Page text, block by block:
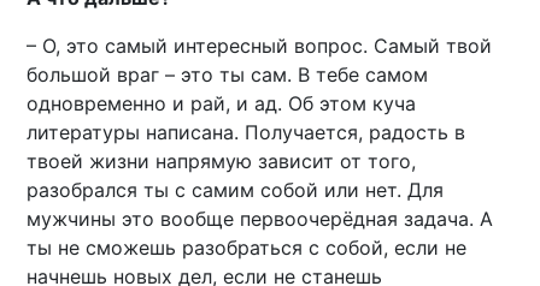
– О, это самый интересный вопрос. Самый твой
большой враг – это ты сам. В тебе самом
одновременно и рай, и ад. Об этом куча
литературы написана. Получается, радость в
твоей жизни напрямую зависит от того,
разобрался ты с самим собой или нет. Для
мужчины это вообще первоочерёдная задача. А
ты не сможешь разобраться с собой, если не
начнешь новых дел, если не станешь